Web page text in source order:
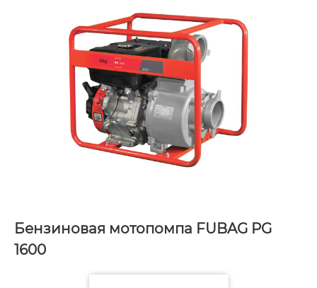
Бензиновая мотопомпа FUBAG PG
1600